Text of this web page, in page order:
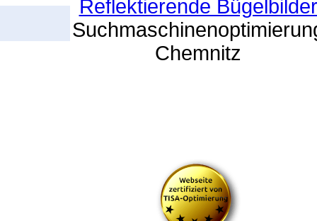
Reflektierende Bügelbilder
Chemnitz